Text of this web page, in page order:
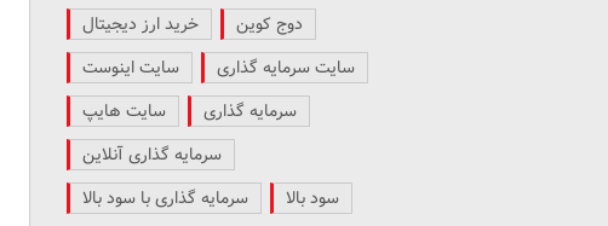
خرید ارز دیجیتال
دوج کوین
سایت اینوست
سایت سرمایه گذاری
سایت هایپ
سرمایه گذاری
سرمایه گذاری آنلاین
سرمایه گذاری با سود بالا
سود بالا